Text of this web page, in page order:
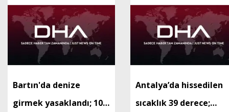
Bartın'da denize
girmek yasaklandı; 10
Antalya’da hissedilen
sıcaklık 39 derece;